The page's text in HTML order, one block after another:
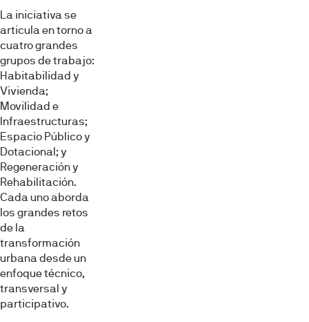
La iniciativa se
articula en torno a
cuatro grandes
grupos de trabajo:
Habitabilidad y
Vivienda;
Movilidad e
Infraestructuras;
Espacio Público y
Dotacional; y
Regeneración y
Rehabilitación.
Cada uno aborda
los grandes retos
de la
transformación
urbana desde un
enfoque técnico,
transversal y
participativo.